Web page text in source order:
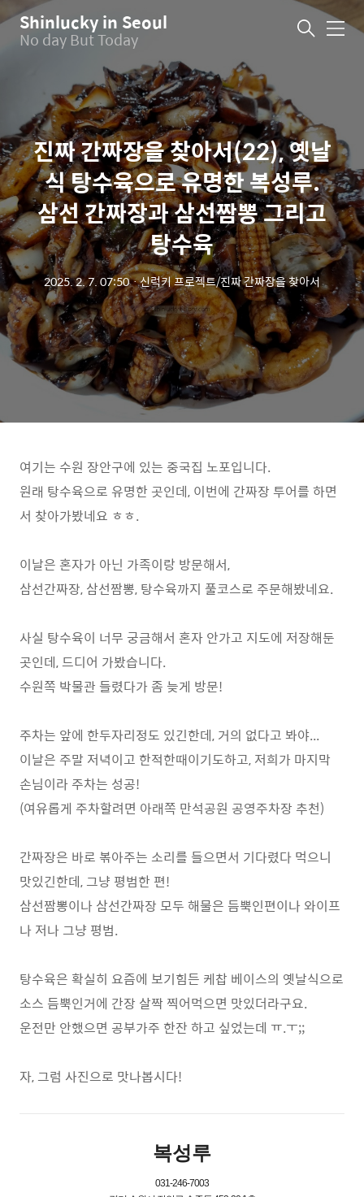
Shinlucky in Seoul
No day But Today 메
진짜 간짜장을 찾아서(22), 옛날
식 탕수육으로 유명한 복성루.
삼선 간짜장과 삼선짬뽕 그리고
탕수육
2025. 2. 7. 07:50ㆍ신럭키 프로젝트/진짜 간짜장을 찾아서
여기는 수원 장안구에 있는 중국집 노포입니다.
원래 탕수육으로 유명한 곳인데, 이번에 간짜장 투어를 하면
서 찾아가봤네요 ㅎㅎ.
이날은 혼자가 아닌 가족이랑 방문해서,
삼선간짜장, 삼선짬뽕, 탕수육까지 풀코스로 주문해봤네요.
사실 탕수육이 너무 궁금해서 혼자 안가고 지도에 저장해둔
곳인데, 드디어 가봤습니다.
수원쪽 박물관 들렸다가 좀 늦게 방문!
주차는 앞에 한두자리정도 있긴한데, 거의 없다고 봐야...
이날은 주말 저녁이고 한적한때이기도하고, 저희가 마지막
손님이라 주차는 성공!
(여유롭게 주차할려면 아래쪽 만석공원 공영주차장 추천)
간짜장은 바로 볶아주는 소리를 들으면서 기다렸다 먹으니
맛있긴한데, 그냥 평범한 편!
삼선짬뽕이나 삼선간짜장 모두 해물은 듬뿍인편이나 와이프
나 저나 그냥 평범.
탕수육은 확실히 요즘에 보기힘든 케찹 베이스의 옛날식으로
소스 듬뿍인거에 간장 살짝 찍어먹으면 맛있더라구요.
운전만 안했으면 공부가주 한잔 하고 싶었는데 ㅠ.ㅜ;;
자, 그럼 사진으로 맛나봅시다!